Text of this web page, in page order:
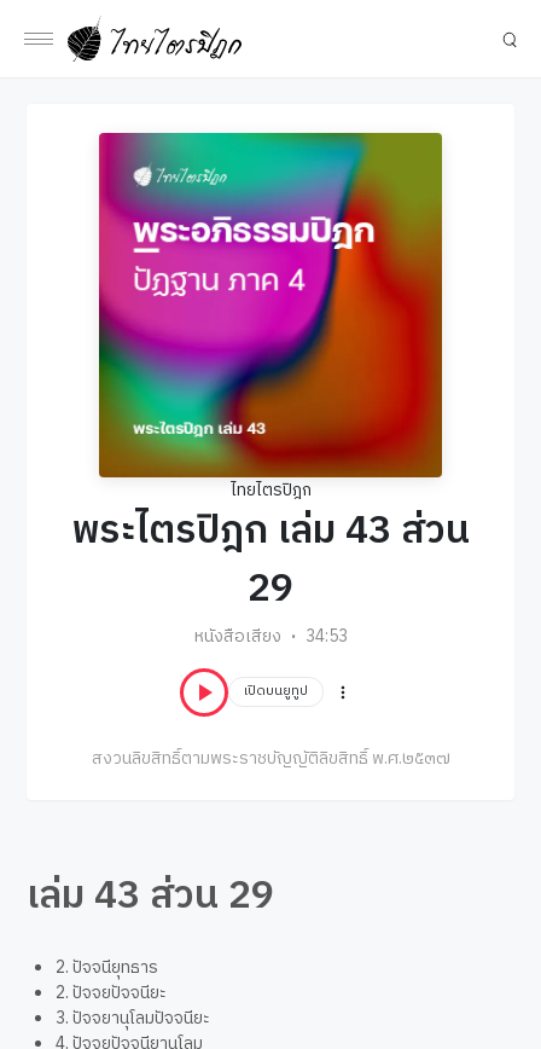
ไทยไตรปิฎก
พระไตรปิฎก เล่ม 43 ส่วน
29
หนังสือเสียง 34:53
เปิดบนยูทูป
สงวนลิขสิทธิ์ตามพระราชบัญญัติลิขสิทธิ์ พ.ศ.๒๕๓๗
เล่ม 43 ส่วน 29
2. ปัจจนียุทธาร
2. ปัจจยปัจจนียะ
3. ปัจจยานุโลมปัจจนียะ
4. ปัจจยปัจจนียานุโลม